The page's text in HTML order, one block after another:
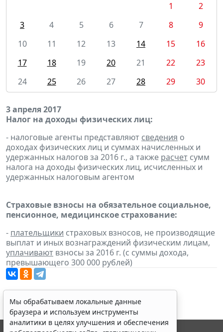
1
2
3
4 5 6 7 8
9
10
11 12 13 14 15
16
17
18 19 20 21 22
23
24
25 26 27 28 29 30
3 апреля 2017
Налог на доходы физических лиц:
- налоговые агенты представляют сведения о
доходах физических лиц и суммах начисленных и
удержанных налогов за 2016 г., а также расчет сумм
налога на доходы физических лиц, исчисленных и
удержанных налоговым агентом
Страховые взносы на обязательное социальное,
пенсионное, медицинское страхование:
- плательщики страховых взносов, не производящие
выплат и иных вознаграждений физическим лицам,
уплачивают взносы за 2016 г. (с суммы дохода,
превышающего 300 000 рублей)
Мы обрабатываем локальные данные
браузера и используем инструменты
аналитики в целях улучшения и обеспечения